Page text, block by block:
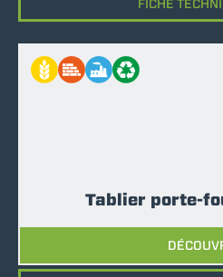
FICHE
Tablier porte-